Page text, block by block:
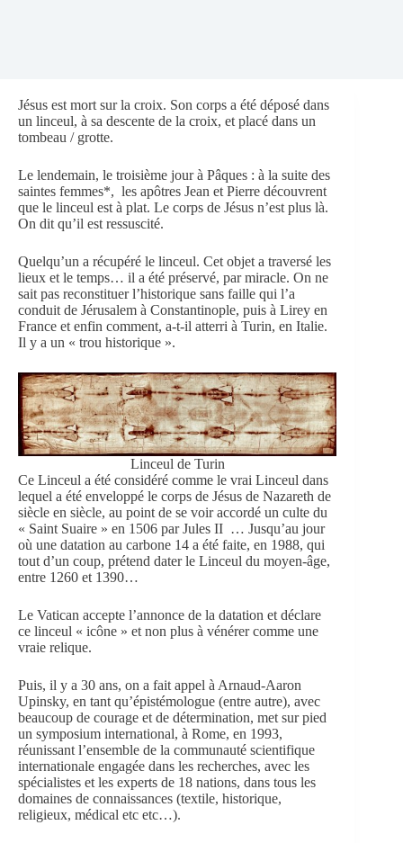
Jésus est mort sur la croix. Son corps a été déposé dans
un linceul, à sa descente de la croix, et placé dans un
tombeau / grotte.
Le lendemain, le troisième jour à Pâques : à la suite des
saintes femmes*, les apôtres Jean et Pierre découvrent
que le linceul est à plat. Le corps de Jésus n’est plus là.
On dit qu’il est ressuscité.
Quelqu’un a récupéré le linceul. Cet objet a traversé les
lieux et le temps… il a été préservé, par miracle. On ne
sait pas reconstituer l’historique sans faille qui l’a
conduit de Jérusalem à Constantinople, puis à Lirey en
France et enfin comment, a-t-il atterri à Turin, en Italie.
Il y a un « trou historique ».
Linceul de Turin
Ce Linceul a été considéré comme le vrai Linceul dans
lequel a été enveloppé le corps de Jésus de Nazareth de
siècle en siècle, au point de se voir accordé un culte du
« Saint Suaire » en 1506 par Jules II … Jusqu’au jour
où une datation au carbone 14 a été faite, en 1988, qui
tout d’un coup, prétend dater le Linceul du moyen-âge,
entre 1260 et 1390…
Le Vatican accepte l’annonce de la datation et déclare
ce linceul « icône » et non plus à vénérer comme une
vraie relique.
Puis, il y a 30 ans, on a fait appel à Arnaud-Aaron
Upinsky, en tant qu’épistémologue (entre autre), avec
beaucoup de courage et de détermination, met sur pied
un symposium international, à Rome, en 1993,
réunissant l’ensemble de la communauté scientifique
internationale engagée dans les recherches, avec les
spécialistes et les experts de 18 nations, dans tous les
domaines de connaissances (textile, historique,
religieux, médical etc etc…).